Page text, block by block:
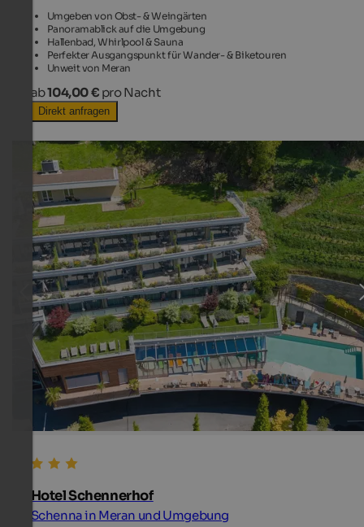
Umgeben von Obst- & Weingärten
Panoramablick auf die Umgebung
Hallenbad, Whirlpool & Sauna
Perfekter Ausgangspunkt für Wander- & Biketouren
Unweit von Meran
ab104,00 € pro Nacht
Direkt anfragen
Hotel Schennerhof
Schenna in Meran und Umgebung